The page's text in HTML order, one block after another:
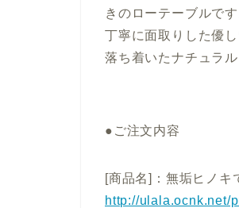
きのローテーブル
丁寧に面取り
落ち着いたナチュラ
●ご注文内容
[商品名]：無垢ヒノ
http://ulala.ocnk.net/